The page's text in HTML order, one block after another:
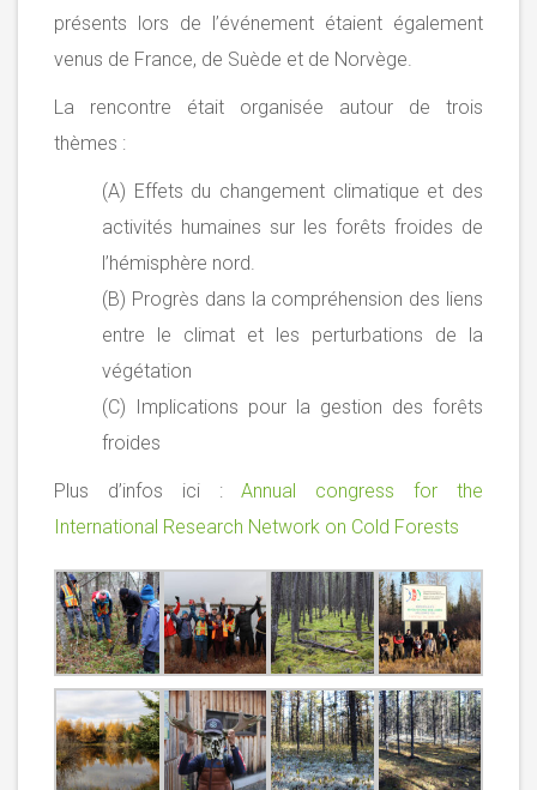
présents lors de l’événement étaient également
venus de France, de Suède et de Norvège.
La rencontre était organisée autour de trois
thèmes :
(A) Effets du changement climatique et des
activités humaines sur les forêts froides de
l’hémisphère nord.
(B) Progrès dans la compréhension des liens
entre le climat et les perturbations de la
végétation
(C) Implications pour la gestion des forêts
froides
Plus d’infos ici :Annual congress for the
International Research Network on Cold Forests